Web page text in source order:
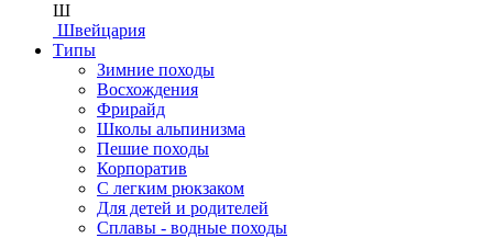
Ш
Швейцария
Типы
Зимние походы
Восхождения
Фрирайд
Школы альпинизма
Пешие походы
Корпоратив
С легким рюкзаком
Для детей и родителей
Сплавы - водные походы